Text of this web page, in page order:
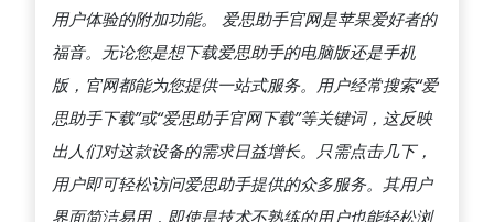
用户体验的附加功能。 爱思助手官网是苹果爱好者的
福音。无论您是想下载爱思助手的电脑版还是手机
版，官网都能为您提供一站式服务。用户经常搜索“爱
思助手下载”或“爱思助手官网下载”等关键词，这反映
出人们对这款设备的需求日益增长。只需点击几下，
用户即可轻松访问爱思助手提供的众多服务。其用户
界面简洁易用，即使是技术不熟练的用户也能轻松浏